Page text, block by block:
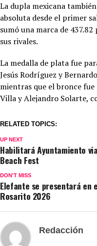
La dupla mexicana
absoluta desde el primer
sumó una marca de
sus rivales.
La medalla de plata fue
Jesús Rodríguez y
mientras que el bronce
Villa y Alejandro Solarte,
RELATED TOPICS:
UP NEXT
Habilitará Ayuntamiento
Beach Fest
DON'T MISS
Elefante se presentará en
Rosarito 2026
Redacción